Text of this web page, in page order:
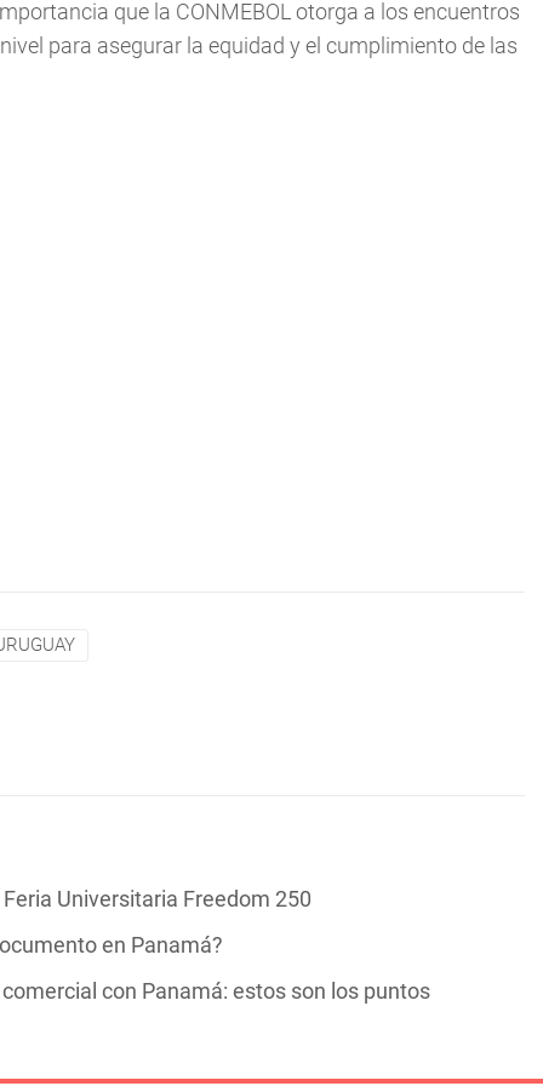
que la CONMEBOL otorga a los encuentros
para asegurar la equidad y el cumplimiento de las
Universitaria Freedom 250
en Panamá?
con Panamá: estos son los puntos